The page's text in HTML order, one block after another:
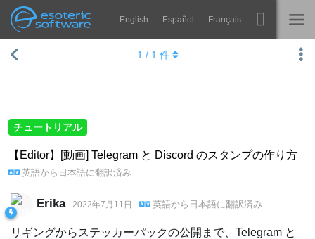
Esoteric Software
Navigation English Español Français
ホーム Spine
よくある質問
今すぐ試してみる
チュートリアル
【Editor】[動画] Telegram と Discord のスタンプの作り方
英語から 日本語に翻訳済み
1 / 1 件
Erika 2022年7月11日 英語から 日本語に翻訳済み
リギングからステッカーパックの公開まで、Telegram と